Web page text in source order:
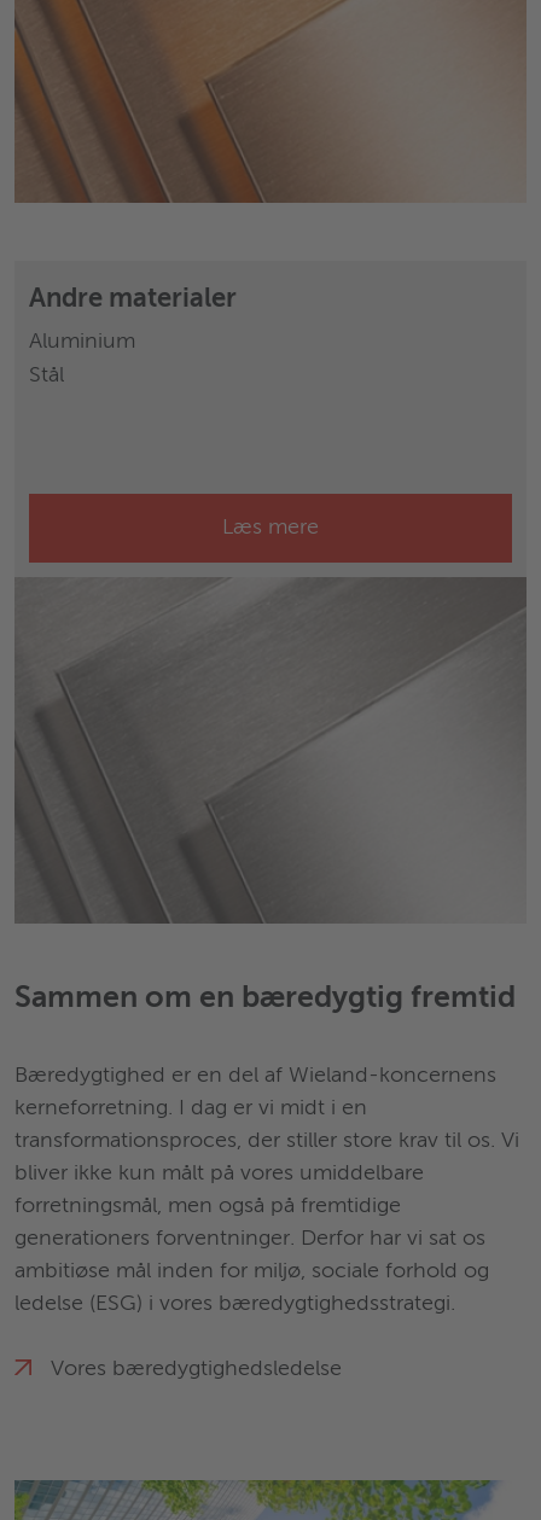
Andre materialer
Aluminium
Stål
Læs mere
Sammen om en bæredygtig fremtid
Bæredygtighed er en del af Wieland-koncernens
kerneforretning. I dag er vi midt i en
transformationsproces, der stiller store krav til os. Vi
bliver ikke kun målt på vores umiddelbare
forretningsmål, men også på fremtidige
generationers forventninger. Derfor har vi sat os
ambitiøse mål inden for miljø, sociale forhold og
ledelse (ESG) i vores bæredygtighedsstrategi.
Vores bæredygtighedsledelse